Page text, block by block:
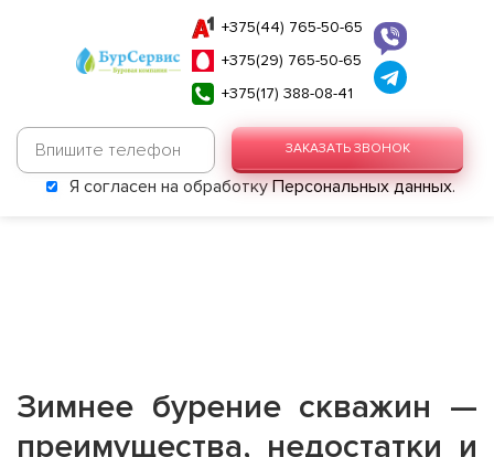
+375(44) 765-50-65
+375(29) 765-50-65
+375(17) 388-08-41
ЗАКАЗАТЬ ЗВОНОК
Я согласен на обработкуПерсональных данных.
Зимнее бурение скважин —
преимущества, недостатки и